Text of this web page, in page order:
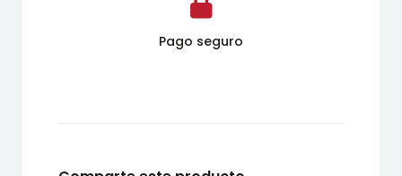
Pago seguro